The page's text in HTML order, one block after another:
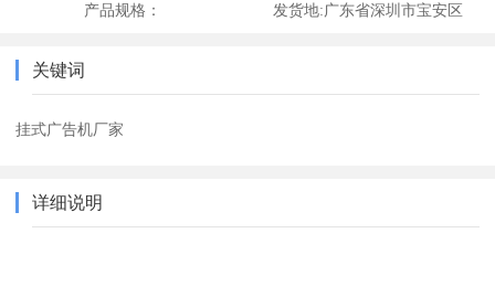
产品规格： 发货地:广东省深圳市宝安区
关键词
挂式广告机厂家
详细说明